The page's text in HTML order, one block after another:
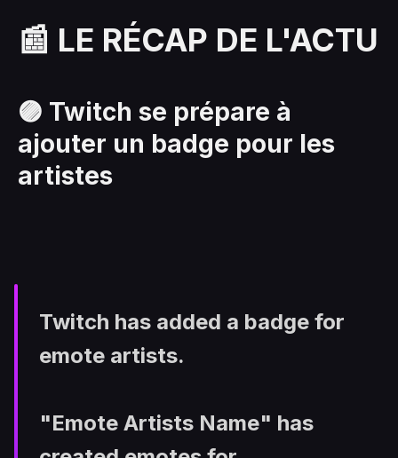
📰 LE RÉCAP DE L'ACTU
🟣 Twitch se prépare à
ajouter un badge pour les
artistes
Twitch has added a badge for
emote artists.
"Emote Artists Name" has